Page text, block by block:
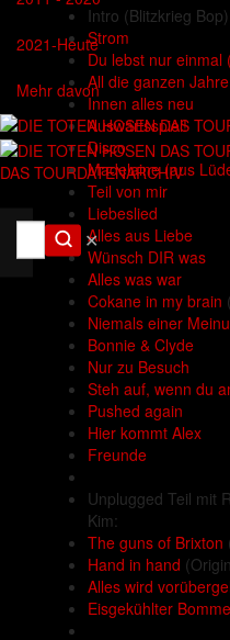
2021-Heute
Mehr davon
DAS TOURDATENARCHIV
✕
Intro (Blitzkrieg Bop)
Strom
Du lebst nur einmal
All die ganzen Jahre
Innen alles neu
Auswärtsspiel!
Disco
Madelaine (aus
Teil von mir
Liebeslied
Alles aus Liebe
Wünsch DIR was
Alles was war
Cokane in my brain
Niemals einer
Bonnie & Clyde
Nur zu Besuch
Steh auf, wenn du
Pushed again
Hier kommt Alex
Freunde
Unplugged Teil mit
Kim:
The guns of Brixton
Hand in hand
Alles wird
Eisgekühlter